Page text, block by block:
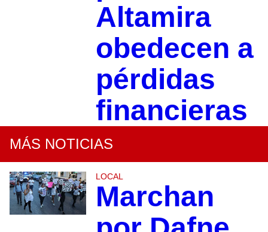
Altamira
obedecen a
pérdidas
financieras
MÁS NOTICIAS
LOCAL
Marchan